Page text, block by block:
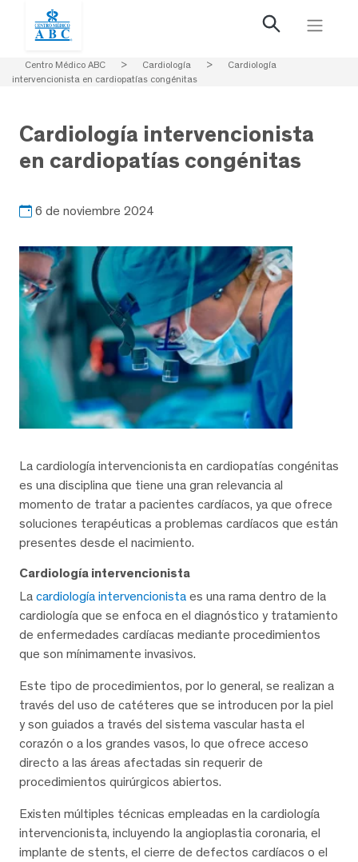
Centro Médico ABC > Cardiología >
Cardiología
intervencionista en cardiopatías congénitas
Cardiología intervencionista
en cardiopatías congénitas
6 de noviembre 2024
La cardiología intervencionista en cardiopatías congénitas
es una disciplina que tiene una gran relevancia al
momento de tratar a pacientes cardíacos, ya que ofrece
soluciones terapéuticas a problemas cardíacos que están
presentes desde el nacimiento.
Cardiología intervencionista
La cardiología intervencionista es una rama dentro de la
cardiología que se enfoca en el diagnóstico y tratamiento
de enfermedades cardíacas mediante procedimientos
que son mínimamente invasivos.
Este tipo de procedimientos, por lo general, se realizan a
través del uso de catéteres que se introducen por la piel
y son guiados a través del sistema vascular hasta el
corazón o a los grandes vasos, lo que ofrece acceso
directo a las áreas afectadas sin requerir de
procedimientos quirúrgicos abiertos.
Existen múltiples técnicas empleadas en la cardiología
intervencionista, incluyendo la angioplastia coronaria, el
implante de stents, el cierre de defectos cardíacos o el